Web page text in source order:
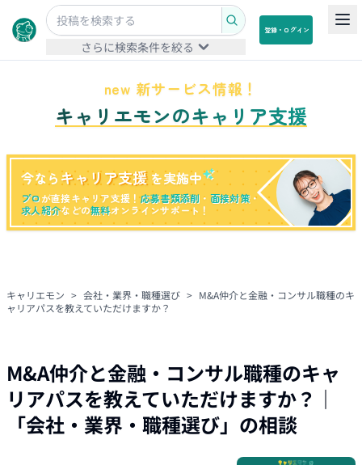
さらに検索条件を絞る
登録・ログイン
new 新サービス情報！
キャリエモンのキャリア支援
今なら キャリア支援 を実施中
プロが直接キャリア支援！応募書類添削 ・ 面接対策・
求人紹介などの無料オンラインサポート！
キャリエモン > 会社・業界・職種選び > M&A仲介と金融・コンサル職種のキ
ャリアパスを教えていただけますか？
M&A仲介と金融・コンサル職種のキャ
リアパスを教えていただけますか？ ｜
「会社・業界・職種選び」の相談